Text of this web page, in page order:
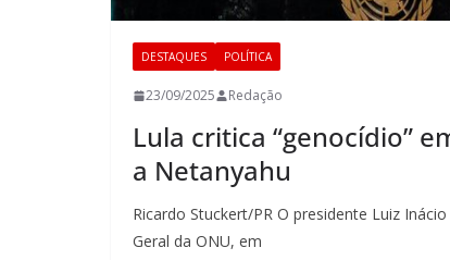
DESTAQUES POLÍTICA
23/09/2025 Redação
Lula critica “genocídio”
a Netanyahu
Ricardo Stuckert/PR O presidente Luiz
Geral da ONU, em